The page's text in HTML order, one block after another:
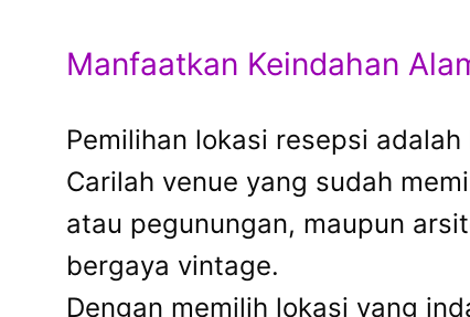
Manfaatkan Keindahan
Pemilihan lokasi resepsi
Carilah venue yang sudah
atau pegunungan, maupun
bergaya vintage.
Dengan memilih lokasi yang